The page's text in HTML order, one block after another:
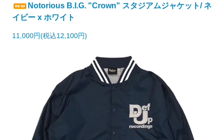
Notorious B.I.G. "Crown" スタジアムジャケット/ ネ
イビー x ホワイト
11,000円(税込12,100円)